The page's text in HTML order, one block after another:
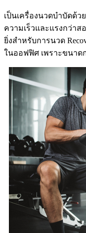
เป็นเครื่องนวดบำบัดด้
ความเร็วและแรงกว่าส
ยิ่งสำหรับการนวด
ในออฟฟิศ เพราะขนาด